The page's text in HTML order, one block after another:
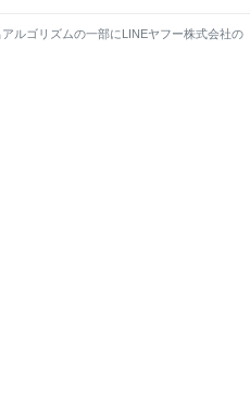
lololo
ルゴリズムの一部にLINEヤフー株式会社